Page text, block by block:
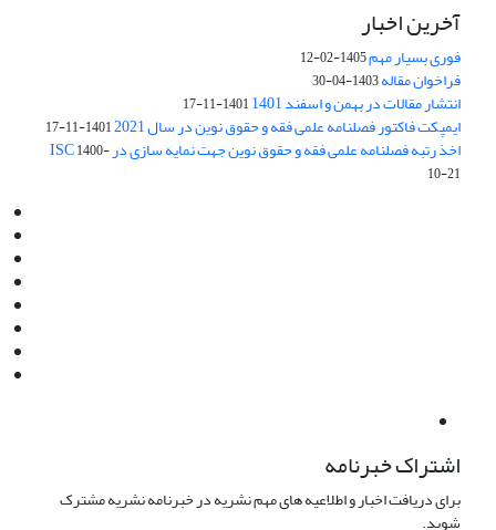
آخرین اخبار
فوری بسیار مهم1405-02-12
فراخوان مقاله1403-04-30
انتشار مقالات در بهمن و اسفند 1401 1401-11-17
ایمپکت فاکتور فصلنامه علمی فقه و حقوق نوین در سال 2021 1401-11-17
اخذ رتبه فصلنامه علمی فقه و حقوق نوین جهت نمایه سازی در ISC1400-
10-21
اشتراک خبرنامه
برای دریافت اخبار و اطلاعیه های مهم نشریه در خبرنامه نشریه مشترک
شوید.